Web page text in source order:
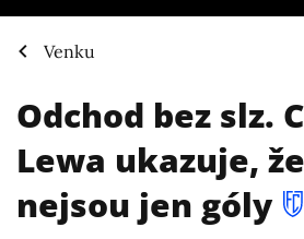
Venku
Odchod bez slz.
Lewa ukazuje,
nejsou jen góly